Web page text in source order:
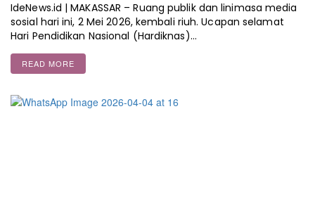
IdeNews.id | MAKASSAR – Ruang publik dan linimasa media
sosial hari ini, 2 Mei 2026, kembali riuh. Ucapan selamat
Hari Pendidikan Nasional (Hardiknas)…
READ MORE